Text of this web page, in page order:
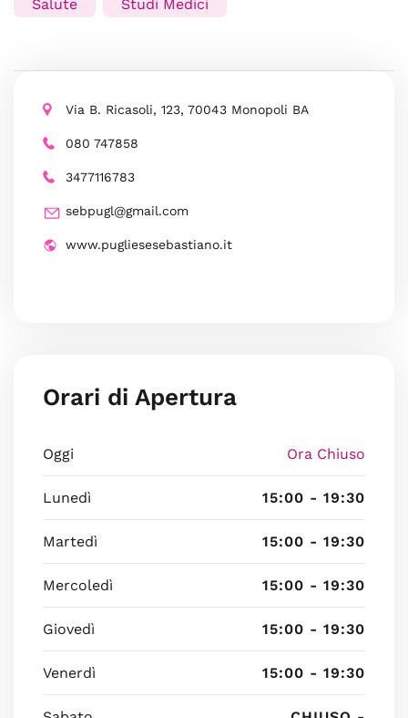
Salute Studi Medici
Via B. Ricasoli, 123, 70043 Monopoli BA
080 747858
3477116783
sebpugl@gmail.com
www.pugliesesebastiano.it
Orari di Apertura
Oggi Ora Chiuso
Lunedì 15:00 - 19:30
Martedì 15:00 - 19:30
Mercoledì 15:00 - 19:30
Giovedì 15:00 - 19:30
Venerdì 15:00 - 19:30